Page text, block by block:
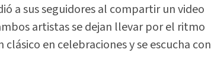
a sus seguidores al compartir un video
artistas se dejan llevar por el ritmo
en celebraciones y se escucha con